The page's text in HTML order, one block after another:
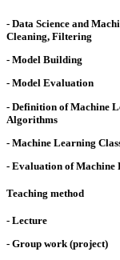
- Data Science and
Cleaning, Filtering
- Model Building
- Model Evaluation
- Definition of Machine
Algorithms
- Machine Learning
- Evaluation of
Teaching method
- Lecture
- Group work (project)